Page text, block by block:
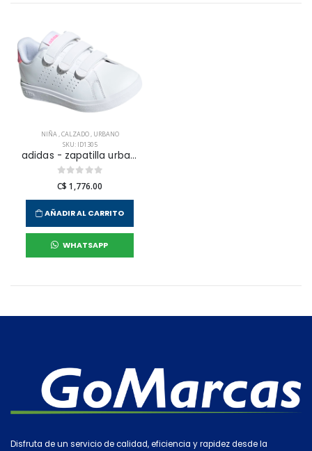
NIÑA,CALZADO, URBANO
SKU: ID1305
adidas - zapatilla urbana advantage base 2.0 para niña junior
C$ 1,776.00
AÑADIR AL CARRITO
WHATSAPP
Disfruta de un servicio de calidad, eficiencia y rapidez desde la